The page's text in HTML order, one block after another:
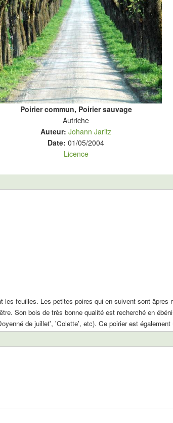
Poirier commun, Poirier sauvage
Autriche
Auteur: Johann Jaritz
Date: 01/05/2004
Licence
les feuilles. Les petites poires qui en suivent sont âpres
Son bois de très bonne qualité est recherché en
de juillet', 'Colette', etc). Ce poirier est